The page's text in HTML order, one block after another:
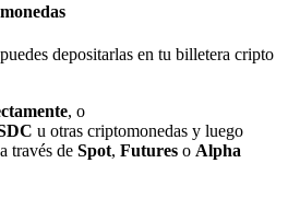
recibir recompensas en efectivo
depositarlas en tu billetera cripto
, o
u otras criptomonedas y luego
través de Spot, Futures o Alpha